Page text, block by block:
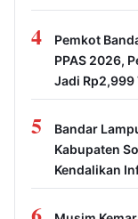
4
Pemkot
PPAS 2026,
Jadi Rp2,999
5
Bandar
Kabupaten
Kendalikan